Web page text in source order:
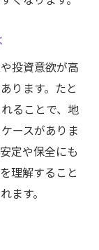
投資意欲が高
ります。たと
ることで、地
ースがありま
定や保全にも
理解すること
ます。